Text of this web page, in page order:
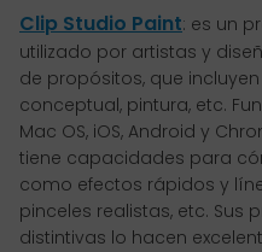
Clip Studio Paint: es un
utilizado por artistas y
de propósitos, que
conceptual, pintura, etc.
Mac OS, iOS, Android y
tiene capacidades para
como efectos rápidos y
pinceles realistas, etc. Sus
distintivas lo hacen